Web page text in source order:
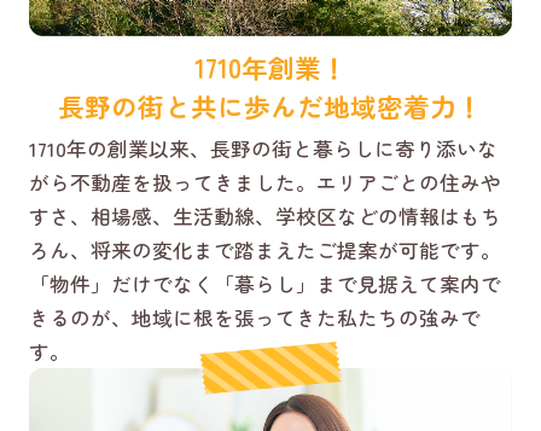
1710年創業！
長野の街と共に歩んだ地域密着力！
1710年の創業以来、長野の街と暮らしに寄り添いな
がら不動産を扱ってきました。エリアごとの住みや
すさ、相場感、生活動線、学校区などの情報はもち
ろん、将来の変化まで踏まえたご提案が可能です。
「物件」だけでなく「暮らし」まで見据えて案内で
きるのが、地域に根を張ってきた私たちの強みで
す。